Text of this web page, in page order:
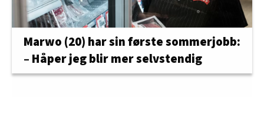
Marwo (20) har sin første sommerjobb:
– Håper jeg blir mer selvstendig